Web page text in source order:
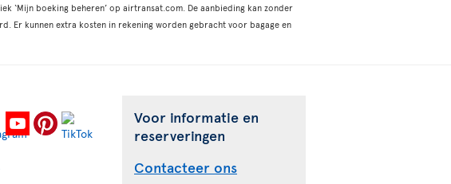
‘Mijn boeking beheren’ op airtransat.com. De aanbieding kan zonder
Er kunnen extra kosten in rekening worden gebracht voor bagage en
Voor informatie en
reserveringen
Contacteer ons